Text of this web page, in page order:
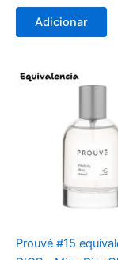
Adicionar
Prouvé #15